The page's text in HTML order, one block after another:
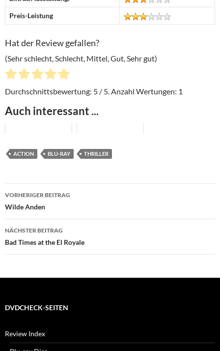
Preis-Leistung
Hat der Review gefallen?
(Sehr schlecht, Schlecht, Mittel, Gut, Sehr gut)
Durchschnittsbewertung: 5 / 5. Anzahl Wertungen: 1
Auch interessant ...
ACTION BLU-RAY THRILLER
Beitragsnavigation
VORHERIGER BEITRAG
Wilde Anden
NÄCHSTER BEITRAG
Bad Times at the El Royale
DVDCHECK-SEITEN
Review Index